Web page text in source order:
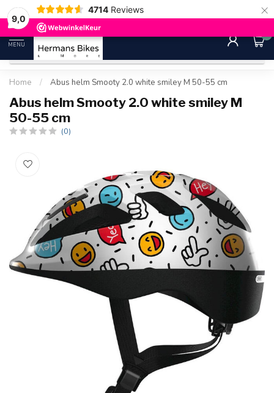
9,0
4714 Reviews ×
30 dagen bedenktijd Gratis
MENU
0
Home / Abus helm Smooty 2.0 white smiley M 50-55 cm
Abus helm Smooty 2.0 white smiley M
50-55 cm
(0)